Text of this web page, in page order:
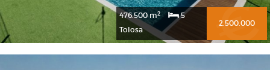
476.500 m2
5
Tolosa
2.500.000